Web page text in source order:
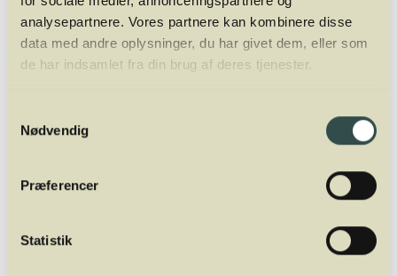
analysepartnere. Vores partnere kan kombinere disse
data med andre oplysninger, du har givet dem, eller som
de har indsamlet fra din brug af deres tjenester.
Nødvendig
Præferencer
Statistik
Mads Jordansen
Mads Jordansen har en stor og bred
underviser og ejer af Winelab Academy. Han
er tidligere underviser af sommelierer i Aarhus
Uddannelse. Oveni er han director for